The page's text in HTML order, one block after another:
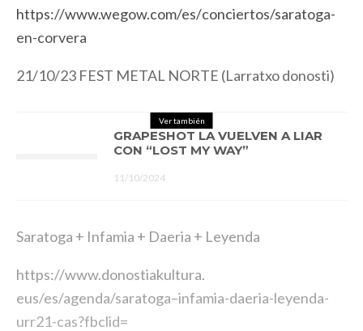
https://www.wegow.com/es/conciertos/saratoga-
en-corvera
21/10/23 FEST METAL NORTE (Larratxo donosti)
Ver también
GRAPESHOT LA VUELVEN A LIAR
CON “LOST MY WAY”
11/10/2024
Saratoga + Infamia + Daeria + Leyenda
https://www.donostiakultura.
eus/es/agenda/saratoga–infamia-daeria-leyenda-
urr21-cas?fbclid=